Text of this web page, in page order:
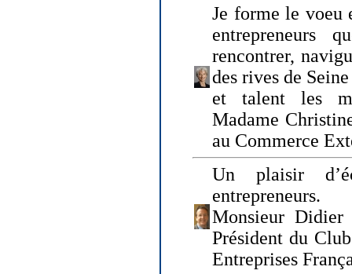
Je forme le voeu
entrepreneurs
rencontrer,
des rives de
et talent les
Madame
au Commerce
Un plaisir
entrepreneurs.
Monsieur
Président du
Entreprises